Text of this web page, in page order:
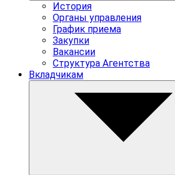
История
Органы управления
График приема
Закупки
Вакансии
Структура Агентства
Вкладчикам